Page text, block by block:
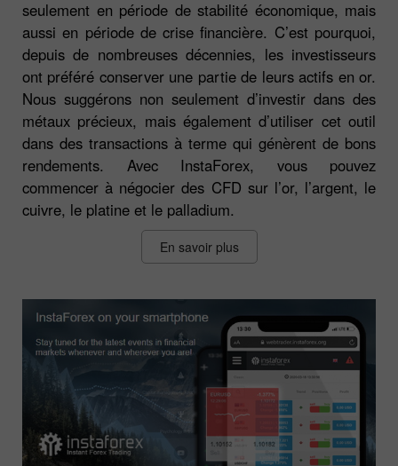
seulement en période de stabilité économique, mais
aussi en période de crise financière. C’est pourquoi,
depuis de nombreuses décennies, les investisseurs
ont préféré conserver une partie de leurs actifs en or.
Nous suggérons non seulement d’investir dans des
métaux précieux, mais également d’utiliser cet outil
dans des transactions à terme qui génèrent de bons
rendements. Avec InstaForex, vous pouvez
commencer à négocier des CFD sur l’or, l’argent, le
cuivre, le platine et le palladium.
En savoir plus